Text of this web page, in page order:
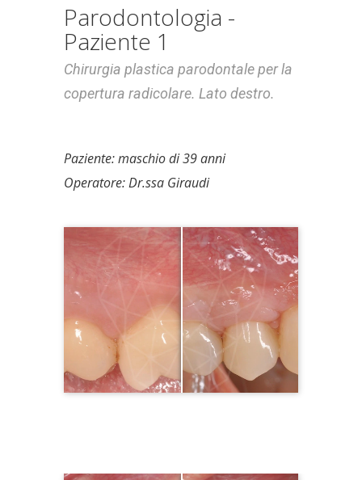
Parodontologia -
Paziente 1
Chirurgia plastica parodontale per la
copertura radicolare. Lato destro.
Paziente: maschio di 39 anni
Operatore: Dr.ssa Giraudi